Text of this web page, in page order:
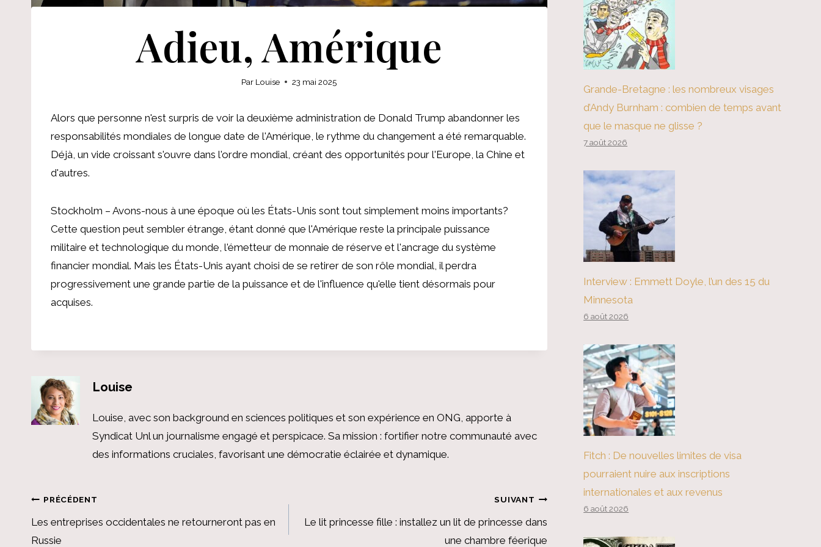
Adieu, Amérique
Par Louise 23 mai 2025
Alors que personne n'est surpris de voir la deuxième administration de Donald Trump abandonner les
responsabilités mondiales de longue date de l'Amérique, le rythme du changement a été remarquable.
Déjà, un vide croissant s'ouvre dans l'ordre mondial, créant des opportunités pour l'Europe, la Chine et
d'autres.
Stockholm – Avons-nous à une époque où les États-Unis sont tout simplement moins importants?
Cette question peut sembler étrange, étant donné que l'Amérique reste la principale puissance
militaire et technologique du monde, l'émetteur de monnaie de réserve et l'ancrage du système
financier mondial. Mais les États-Unis ayant choisi de se retirer de son rôle mondial, il perdra
progressivement une grande partie de la puissance et de l'influence qu'elle tient désormais pour
acquises.
Louise
Louise, avec son background en sciences politiques et son expérience en ONG, apporte à
Syndicat Unl un journalisme engagé et perspicace. Sa mission : fortifier notre communauté avec
des informations cruciales, favorisant une démocratie éclairée et dynamique.
Navigation
PRÉCÉDENT
Les entreprises occidentales ne retourneront pas en
Russie
SUIVANT
Le lit princesse fille : installez un lit de princesse dans
une chambre féerique
Grande-Bretagne : les nombreux visages
d’Andy Burnham : combien de temps avant
que le masque ne glisse ?
7 août 2026
Interview : Emmett Doyle, l’un des 15 du
Minnesota
6 août 2026
Fitch : De nouvelles limites de visa
pourraient nuire aux inscriptions
internationales et aux revenus
6 août 2026